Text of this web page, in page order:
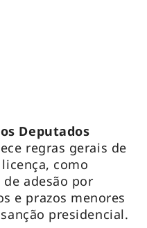
Deputados
regras gerais de
como
adesão por
e prazos menores
presidencial.